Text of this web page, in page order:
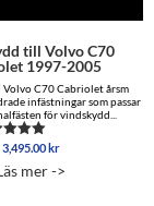
till Volvo C70
1997-2005
C70 Cabriolet årsm
infästningar som passar
för vindskydd...
Betygsatt
av 5
3,495.00kr
mer ->